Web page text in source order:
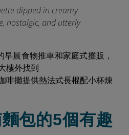
dipped in creamy
nostalgic, and utterly
晨食物推車和家庭式攤販，
樓外找到
啡攤提供熱法式長棍配小杯煉
包的5個有趣